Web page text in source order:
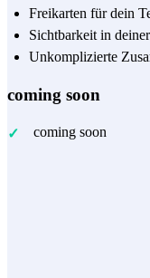
Freikarten für dein
Sichtbarkeit in
Unkomplizierte
coming soon
coming soon